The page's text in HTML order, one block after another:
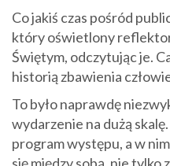
Co jakiś czas pośród
który oświetlony
Świętym, odczytując je.
historią zbawienia
To było naprawdę
wydarzenie na dużą
program występu, a w